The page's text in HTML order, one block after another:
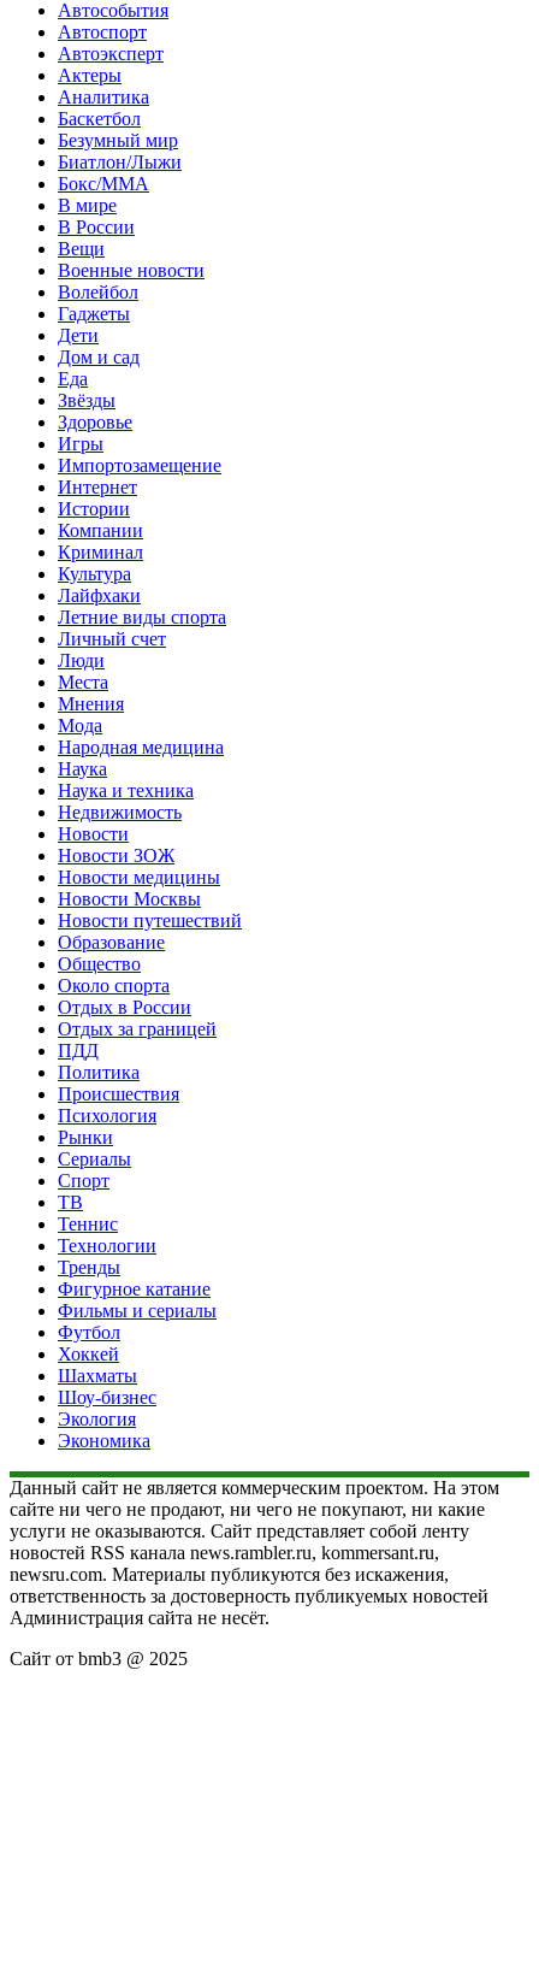
Автособытия
Автоспорт
Автоэксперт
Актеры
Аналитика
Баскетбол
Безумный мир
Биатлон/Лыжи
Бокс/MMA
В мире
В России
Вещи
Военные новости
Волейбол
Гаджеты
Дети
Дом и сад
Еда
Звёзды
Здоровье
Игры
Импортозамещение
Интернет
Истории
Компании
Криминал
Культура
Лайфхаки
Летние виды спорта
Личный счет
Люди
Места
Мнения
Мода
Народная медицина
Наука
Наука и техника
Недвижимость
Новости
Новости ЗОЖ
Новости медицины
Новости Москвы
Новости путешествий
Образование
Общество
Около спорта
Отдых в России
Отдых за границей
ПДД
Политика
Происшествия
Психология
Рынки
Сериалы
Спорт
ТВ
Теннис
Технологии
Тренды
Фигурное катание
Фильмы и сериалы
Футбол
Хоккей
Шахматы
Шоу-бизнес
Экология
Экономика
Данный сайт не является коммерческим проектом. На этом
сайте ни чего не продают, ни чего не покупают, ни какие
услуги не оказываются. Сайт представляет собой ленту
новостей RSS канала news.rambler.ru, kommersant.ru,
newsru.com. Материалы публикуются без искажения,
ответственность за достоверность публикуемых новостей
Администрация сайта не несёт.
Сайт от bmb3 @ 2025